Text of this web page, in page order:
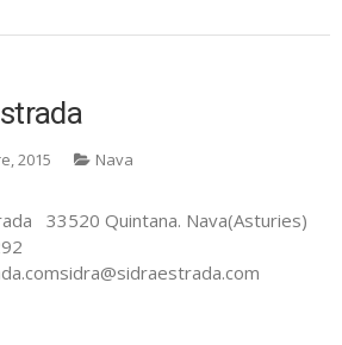
2015 Nava
33520 Quintana. Nava(Asturies)